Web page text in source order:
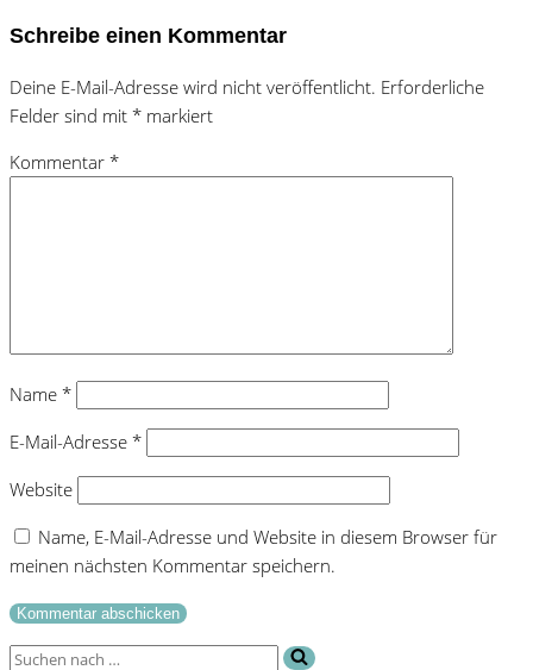
Schreibe einen Kommentar
Deine E-Mail-Adresse wird nicht veröffentlicht. Erforderliche
Felder sind mit * markiert
Kommentar *
Name *
E-Mail-Adresse *
Website
Name, E-Mail-Adresse und Website in diesem Browser für
meinen nächsten Kommentar speichern.
Suchen